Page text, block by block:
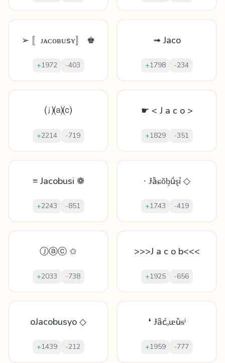
➢ 〚ᴊᴀᴄᴏʙᴜsʏ〛 ♚
+1972 -403
➟ Jaco
+1798 -234
⒥⒜⒞
+2214 -719
☛ < J a c o >
+1829 -351
≡ Jacobusi ❁
+2243 -851
∙ Ɉȁɕǒᶀṹȿỉ ◇
+1743 -419
Ⓙⓐⓒ ✩
+2033 -738
>>>J a c o b<<<
+1925 -656
oJacobusyo ◇
+1439 -212
❛ Ɉȃćₒᵫȕᵴⁱ
+1959 -777